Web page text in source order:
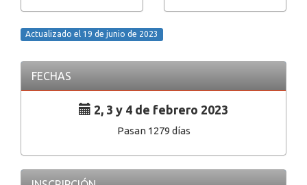
Actualizado el 19 de junio de 2023
FECHAS
2, 3 y 4 de febrero 2023
Pasan 1279 días